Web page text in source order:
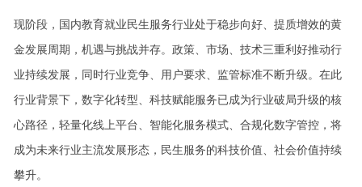
现阶段，国内教育就业民生服务行业处于稳步向好、提质增效的黄
金发展周期，机遇与挑战并存。政策、市场、技术三重利好推动行
业持续发展，同时行业竞争、用户要求、监管标准不断升级。在此
行业背景下，数字化转型、科技赋能服务已成为行业破局升级的核
心路径，轻量化线上平台、智能化服务模式、合规化数字管控，将
成为未来行业主流发展形态，民生服务的科技价值、社会价值持续
攀升。